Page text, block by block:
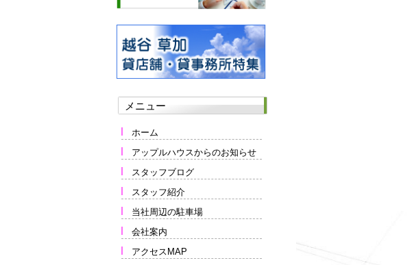
メニュー
ホーム
アップルハウスからのお知らせ
スタッフブログ
スタッフ紹介
当社周辺の駐車場
会社案内
アクセスMAP